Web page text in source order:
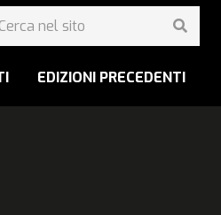
EDIZIONI PRECEDENTI